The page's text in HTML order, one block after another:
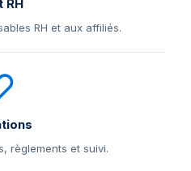
RH
RH et aux affiliés.
règlements et suivi.